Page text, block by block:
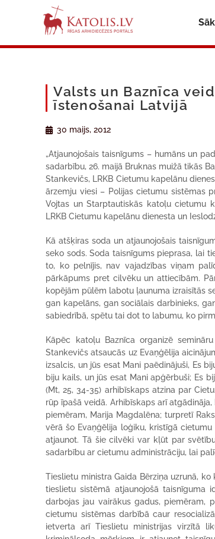
Valsts un Baznīca
īstenošanai Latvijā
30 maijs, 2012
„Atjaunojošais taisnīgums – humāns un
sadarbību, 26. maijā Bruknas muižā tikās
Stankevičs, LRKB Cietumu kapelānu
ārzemju viesi – Polijas cietumu sistēmas
Vojtas un Starptautiskās katoļu cietumu
LRKB Cietumu kapelānu dienesta un
Kā atšķiras soda un atjaunojošais
seko sods. Soda taisnīgums pieprasa, lai
to, ko pelnījis, nav vajadzības viņam
pārkāpums pret cilvēku un attiecībām.
kopējām pūlēm labotu ļaunuma izraisītās
gan kapelāns, gan sociālais darbinieks,
sabiedrībā, spētu tai dot to labumu, ko
Kāpēc katoļu Baznīca organizē
Stankevičs atsaucās uz Evaņģēlija
izsalcis, un jūs esat Mani paēdinājuši, Es
biju kails, un jūs esat Mani apģērbuši; Es
(Mt, 25, 34-35) arhibīskaps atzina par
rūp īpašā veidā. Arhibīskaps arī
piemēram, Marija Magdalēna; turpretī
vērā šo Evaņģēlija loģiku, kristīgā
atjaunot. Tā šie cilvēki var kļūt par
sadarbību ar cietumu administrāciju, lai
Tieslietu ministra Gaida Bērziņa uzrunā,
tieslietu sistēmā atjaunojošā
darbojas jau vairākus gadus, piemēram,
cietumu sistēmas darbībā caur
ietverta arī Tieslietu ministrijas virzītā